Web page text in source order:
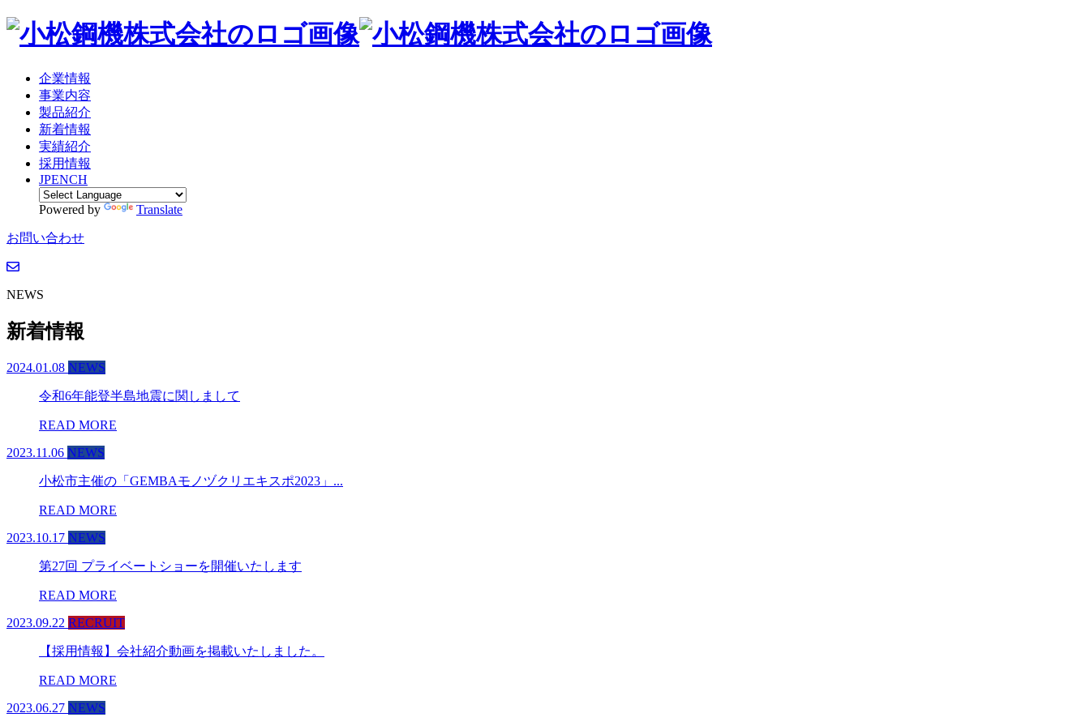
企業情報
事業内容
製品紹介
新着情報
実績紹介
採用情報
JPENCH
Powered by Translate
お問い合わせ
NEWS
新着情報
2024.01.08 NEWS
令和6年能登半島地震に関しまして
READ MORE
2023.11.06 NEWS
小松市主催の「GEMBAモノヅクリエキスポ2023」...
READ MORE
2023.10.17 NEWS
第27回 プライベートショーを開催いたします
READ MORE
2023.09.22 RECRUIT
【採用情報】会社紹介動画を掲載いたしました。
READ MORE
2023.06.27 NEWS